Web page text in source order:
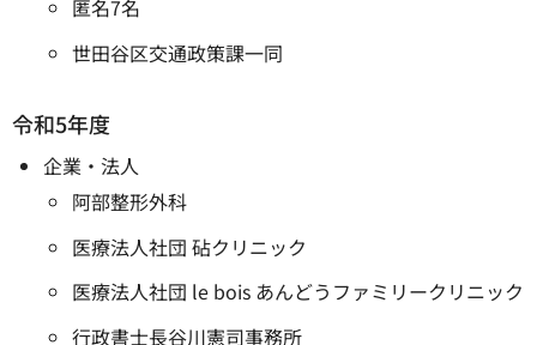
匿名7名
世田谷区交通政策課一同
令和5年度
企業・法人
阿部整形外科
医療法人社団 砧クリニック
医療法人社団 le bois あんどうファミリークリニック
行政書士長谷川憲司事務所